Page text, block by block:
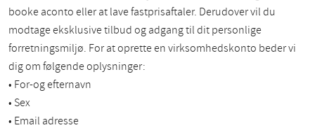
booke aconto eller at lave fastprisaftaler. Derudover vil du
modtage eksklusive tilbud og adgang til dit personlige
forretningsmiljø. For at oprette en virksomhedskonto beder vi
dig om følgende oplysninger:
• For-og efternavn
• Sex
• Email adresse